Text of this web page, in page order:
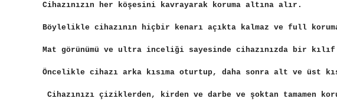
Cihazınızın her köşesini kavrayarak koruma altına alır.
Böylelikle cihazının hiçbir kenarı açıkta kalmaz ve full
Mat görünümü ve ultra inceliği sayesinde cihazınızda bir kılıf
Öncelikle cihazı arka kısıma oturtup, daha sonra alt ve üst
Cihazınızı çiziklerden, kirden ve darbe ve şoktan tamamen